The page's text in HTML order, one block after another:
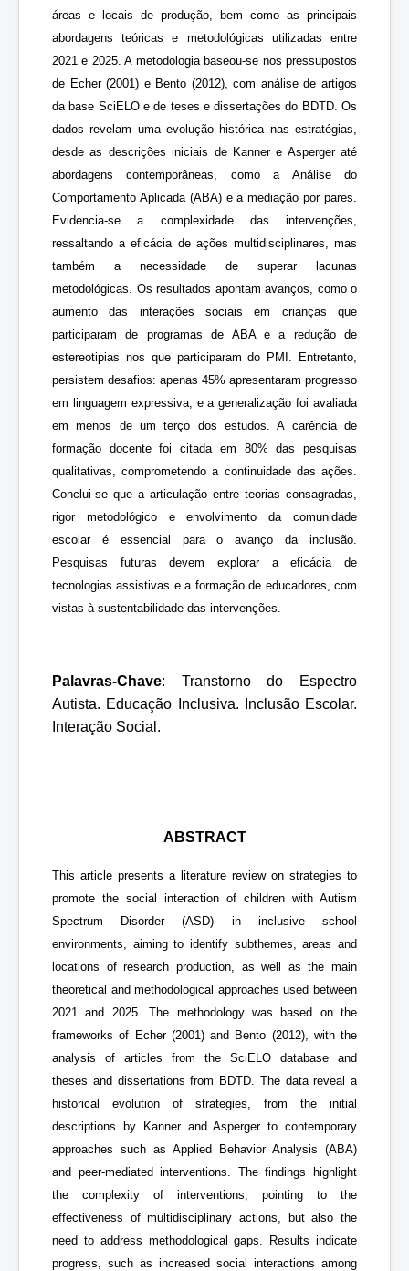
áreas e locais de produção, bem como as principais
abordagens teóricas e metodológicas utilizadas entre
2021 e 2025. A metodologia baseou-se nos pressupostos
de Echer (2001) e Bento (2012), com análise de artigos
da base SciELO e de teses e dissertações do BDTD. Os
dados revelam uma evolução histórica nas estratégias,
desde as descrições iniciais de Kanner e Asperger até
abordagens contemporâneas, como a Análise do
Comportamento Aplicada (ABA) e a mediação por pares.
Evidencia-se a complexidade das intervenções,
ressaltando a eficácia de ações multidisciplinares, mas
também a necessidade de superar lacunas
metodológicas. Os resultados apontam avanços, como o
aumento das interações sociais em crianças que
participaram de programas de ABA e a redução de
estereotipias nos que participaram do PMI. Entretanto,
persistem desafios: apenas 45% apresentaram progresso
em linguagem expressiva, e a generalização foi avaliada
em menos de um terço dos estudos. A carência de
formação docente foi citada em 80% das pesquisas
qualitativas, comprometendo a continuidade das ações.
Conclui-se que a articulação entre teorias consagradas,
rigor metodológico e envolvimento da comunidade
escolar é essencial para o avanço da inclusão.
Pesquisas futuras devem explorar a eficácia de
tecnologias assistivas e a formação de educadores, com
vistas à sustentabilidade das intervenções.
Palavras-Chave: Transtorno do Espectro
Autista. Educação Inclusiva. Inclusão Escolar.
Interação Social.
ABSTRACT
This article presents a literature review on strategies to
promote the social interaction of children with Autism
Spectrum Disorder (ASD) in inclusive school
environments, aiming to identify subthemes, areas and
locations of research production, as well as the main
theoretical and methodological approaches used between
2021 and 2025. The methodology was based on the
frameworks of Echer (2001) and Bento (2012), with the
analysis of articles from the SciELO database and
theses and dissertations from BDTD. The data reveal a
historical evolution of strategies, from the initial
descriptions by Kanner and Asperger to contemporary
approaches such as Applied Behavior Analysis (ABA)
and peer-mediated interventions. The findings highlight
the complexity of interventions, pointing to the
effectiveness of multidisciplinary actions, but also the
need to address methodological gaps. Results indicate
progress, such as increased social interactions among